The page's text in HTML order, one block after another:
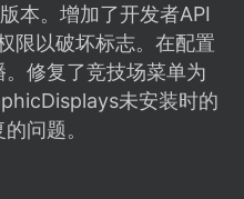
建议 🧃
，欢迎每
区功能、
本。增加了开发者API
限以破坏标志。在配置
修复了竞技场菜单为
未安装时的
问题。